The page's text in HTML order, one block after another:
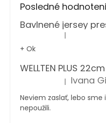
Posledné
Hodnotenie produktu je
|
+ Ok
Hodnotenie produktu je
| Ivana
Neviem zaslať, lebo sme
nepoužili.